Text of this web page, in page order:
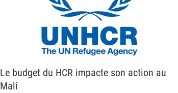
Le budget du HCR impacte son action au
Mali